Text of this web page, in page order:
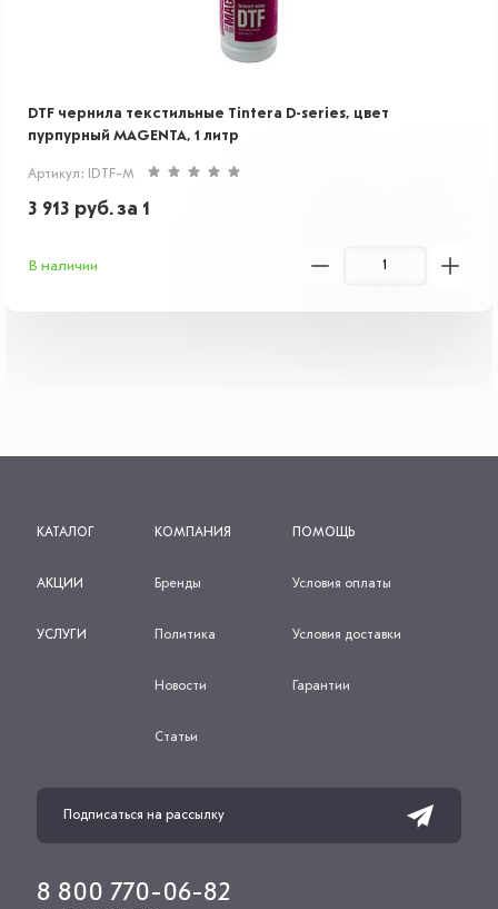
DTF чернила текстильные Tintera D-series, цвет
пурпурный MAGENTA, 1 литр
Артикул: IDTF-M
3 913 руб.за 1
В наличии
КАТАЛОГ
АКЦИИ
УСЛУГИ
КОМПАНИЯ
Бренды
Политика
Новости
Статьи
ПОМОЩЬ
Условия оплаты
Условия доставки
Гарантии
8 800 770-06-82